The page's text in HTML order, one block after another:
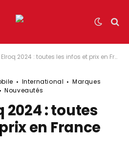
2024 : toutes les infos et prix en France
International
Marques
Nouveautés
2024 : toutes
en France